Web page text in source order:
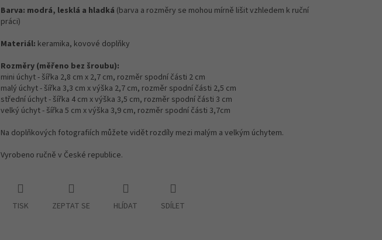
Barva: modrá, lesklá a hladká (barva a rozměry se mohou mírně lišit vzhledem k ruční
práci)
Materiál: keramika, kovové doplňky
Rozměry (měřeno bez šroubu):
mini úchyt - šířka 2,8 cm x 2,7 cm, rozměr spodní části 2 cm
malý úchyt - šířka 3,3 cm x výška 2,7 cm, rozměr spodní části 2,5 cm
střední úchyt - šířka 4 cm x výška 3,5 cm, rozměr spodní části 3 cm
velký úchyt - šířka 5 cm x výška 3,9 cm, rozměr spodní části 3,7cm
Na doplňkových fotografiích můžete vidět rozdíly mezi malým a velkým úchytem.
Vyrobeno ručně v České republice.
TISK ZEPTAT SE HLÍDAT SDÍLET